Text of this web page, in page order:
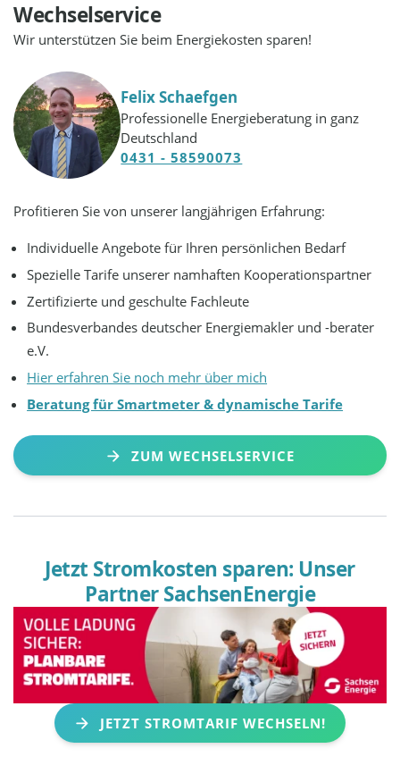
Wechselservice
Wir unterstützen Sie beim Energiekosten sparen!
Felix Schaefgen
Professionelle Energieberatung in ganz
Deutschland
0431 - 58590073
Profitieren Sie von unserer langjährigen Erfahrung:
Individuelle Angebote für Ihren persönlichen Bedarf
Spezielle Tarife unserer namhaften Kooperationspartner
Zertifizierte und geschulte Fachleute
Bundesverbandes deutscher Energiemakler und -berater
e.V.
Hier erfahren Sie noch mehr über mich
Beratung für Smartmeter & dynamische Tarife
ZUM WECHSELSERVICE
Jetzt Stromkosten sparen: Unser
Partner SachsenEnergie
JETZT STROMTARIF WECHSELN!